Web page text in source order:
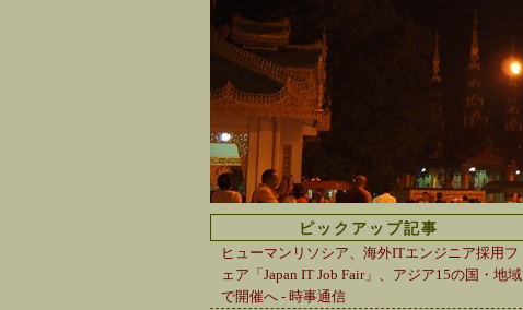
ピックアップ記事
ヒューマンリソシア、海外ITエンジニア採用フ
ェア「Japan IT Job Fair」、アジア15の国・地域
で開催へ - 時事通信